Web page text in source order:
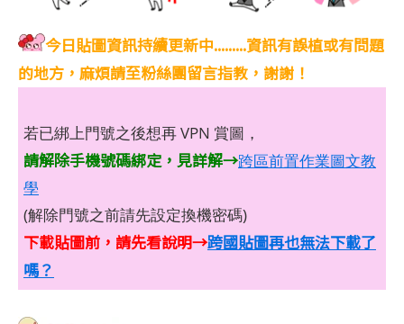
今日貼圖資訊持續更新中.........資訊有誤植或有問題
的地方，麻煩請至粉絲團留言指教，謝謝！
若已綁上門號之後想再 VPN 賞圖，
請解除手機號碼綁定，見詳解→跨區前置作業圖文教
學
(解除門號之前請先設定換機密碼)
下載貼圖前，請先看說明→跨國貼圖再也無法下載了
嗎？